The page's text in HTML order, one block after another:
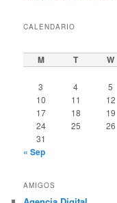
CALENDARIO
M T W
3
4 5
10
11 12
17
18 19
24
25 26
31
« Sep
AMIGOS